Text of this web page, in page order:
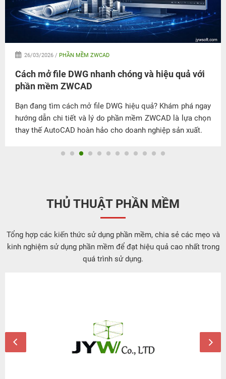
26/03/2026 / PHẦN MỀM ZWCAD
Cách mở file DWG nhanh chóng và hiệu quả với
phần mềm ZWCAD
Bạn đang tìm cách mở file DWG hiệu quả? Khám phá ngay
hướng dẫn chi tiết và lý do phần mềm ZWCAD là lựa chọn
thay thế AutoCAD hoàn hảo cho doanh nghiệp sản xuất.
THỦ THUẬT PHẦN MỀM
Tổng hợp các kiến thức sử dụng phần mềm, chia sẻ các mẹo và
kinh nghiệm sử dụng phần mềm để đạt hiệu quả cao nhất trong
quá trình sử dụng.